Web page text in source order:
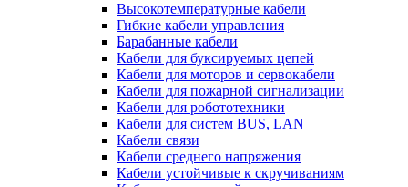
Высокотемпературные кабели
Гибкие кабели управления
Барабанные кабели
Кабели для буксируемых цепей
Кабели для моторов и сервокабели
Кабели для пожарной сигнализации
Кабели для робототехники
Кабели для систем BUS, LAN
Кабели связи
Кабели среднего напряжения
Кабели устойчивые к скручиваниям